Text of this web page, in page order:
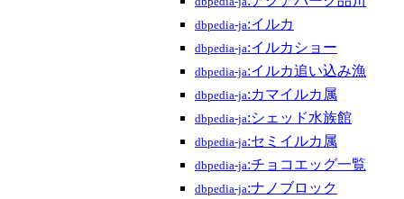
dbpedia-ja:イルカ
dbpedia-ja:イルカショー
dbpedia-ja:イルカ追い込み漁
dbpedia-ja:カマイルカ属
dbpedia-ja:シェッド水族館
dbpedia-ja:セミイルカ属
dbpedia-ja:チョコエッグ一覧
dbpedia-ja:ナノブロック